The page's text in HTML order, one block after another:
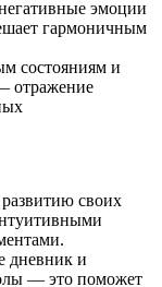
эмоции
гармоничным
состояниям и
отражение
развитию своих
дневник и
— это поможет